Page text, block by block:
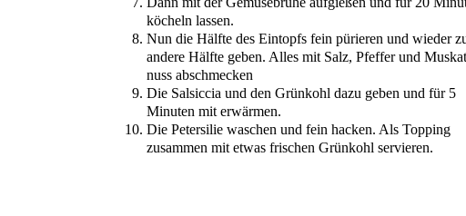
köcheln lassen.
Nun die Hälf­te des Ein­topfs fein pürie­ren und wie­der
ande­re Hälf­te geben. Alles mit Salz, Pfef­fer und
nuss abschmecken
Die Sal­sic­cia und den Grün­kohl dazu geben und für 5
Minu­ten mit erwärmen.
Die Peter­si­lie waschen und fein hacken. Als Top­ping
zusam­men mit etwas fri­schen Grün­kohl servieren.